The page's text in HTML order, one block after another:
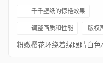
千千壁纸的惊艳效果
调整画质和性能 版权